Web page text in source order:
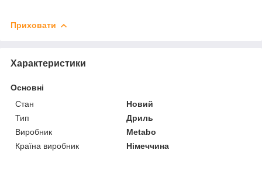
Приховати
Характеристики
Основні
Стан
Новий
Тип
Дриль
Виробник
Metabo
Країна виробник
Німеччина